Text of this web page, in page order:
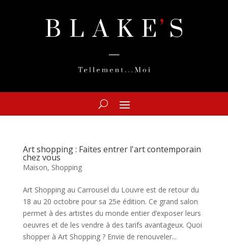
Art shopping : Faites entrer l'art contemporain
chez vous
Maison, Shopping
Art Shopping au Carrousel du Louvre est de retour du
18 au 20 octobre pour sa 25e édition. Ce grand salon
permet à des artistes du monde entier d’exposer leurs
oeuvres et de les vendre à des tarifs avantageux. Quoi
shopper à Art Shopping ? Envie de renouveler...